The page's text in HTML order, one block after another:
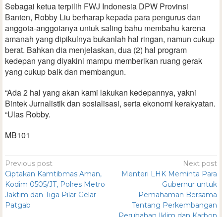
Sebagai ketua terpilih FWJ Indonesia DPW Provinsi
Banten, Robby Liu berharap kepada para pengurus dan
anggota-anggotanya untuk saling bahu membahu karena
amanah yang dipikulnya bukanlah hal ringan, namun cukup
berat. Bahkan dia menjelaskan, dua (2) hal program
kedepan yang diyakini mampu memberikan ruang gerak
yang cukup baik dan membangun.
“Ada 2 hal yang akan kami lakukan kedepannya, yakni
Bintek Jurnalistik dan sosialisasi, serta ekonomi kerakyatan.
“Ulas Robby.
MB101
Previous post
Ciptakan Kamtibmas Aman,
Kodim 0505/JT, Polres Metro
Jaktim dan Tiga Pilar Gelar
Patgab
Next post
Menteri LHK Meminta Para
Gubernur untuk
Pemahaman Bersama
Tentang Perkembangan